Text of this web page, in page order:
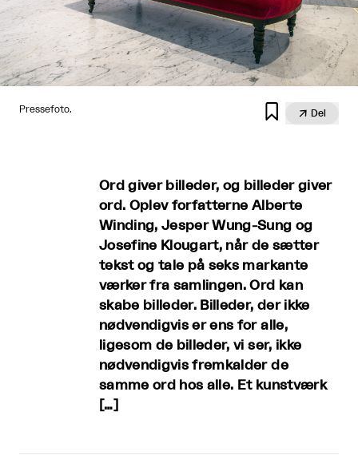
Pressefoto.   Del
Ord giver billeder, og billeder giver
ord. Oplev forfatterne Alberte
Winding, Jesper Wung-Sung og
Josefine Klougart, når de sætter
tekst og tale på seks markante
værker fra samlingen. Ord kan
skabe billeder. Billeder, der ikke
nødvendigvis er ens for alle,
ligesom de billeder, vi ser, ikke
nødvendigvis fremkalder de
samme ord hos alle. Et kunstværk
[…]